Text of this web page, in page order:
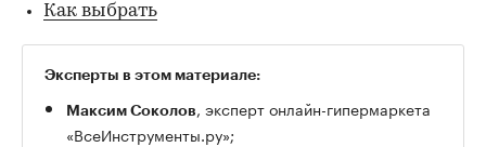
Как выбрать
Эксперты в этом материале:
Максим Соколов, эксперт онлайн-гипермаркета
«ВсеИнструменты.ру»;